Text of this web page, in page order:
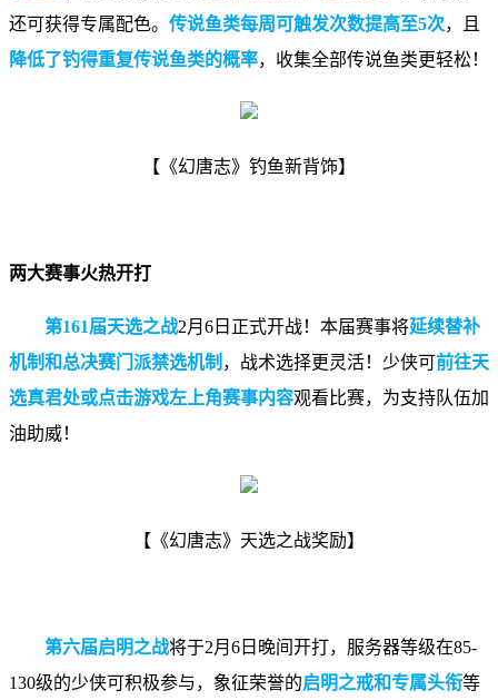
还可获得专属配色。 传说鱼类每周可触发次数提高至5次，且
降低了钓得重复传说鱼类的概率，收集全部传说鱼类更轻松！
【《幻唐志》钓鱼新背饰】
两大赛事火热开打
第161届天选之战2月6日正式开战！本届赛事将延续替补
机制和总决赛门派禁选机制 ，战术选择更灵活！少侠可前往天
选真君处或点击游戏左上角赛事内容观看比赛，为支持队伍加
油助威！
【《幻唐志》天选之战奖励】
第六届启明之战将于2月6日晚间开打，服务器等级在85-
130级的少侠可积极参与，象征荣誉的启明之戒和专属头衔等